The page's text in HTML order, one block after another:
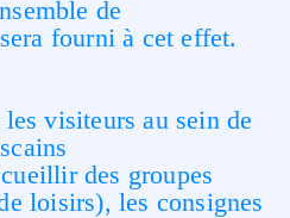
de
fourni à cet effet.
visiteurs au sein de
des groupes
loisirs), les consignes